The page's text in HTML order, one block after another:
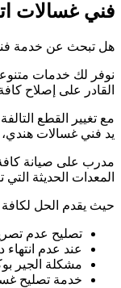
فني غسالات
هل تبحث عن خدمة
نوفر لك خدمات
القادر على إصلاح
مع تغيير القطع
يد فني غسالات هندي،
مدرب على صيانة
المعدات الحديثة
حيث يقدم الحل لكافة
تصليح عدم
عند عدم
مشكلة الجير
خدمة تصليح